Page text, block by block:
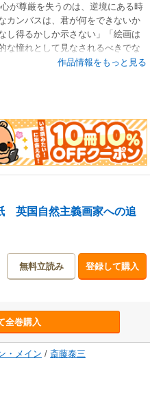
が尊厳を失うのは、逆境にある時
カンバスは、君が何をできないか
し得るかしか示さない」「絵画は
な憧れとして見なされるべきでな
求されるべきものである」
ください。試し読みファイルに
示をご確認ください。
作品情報をもっと見る
英国自然主義画家への追
無料立読み 登録して購入
全巻購入
・メイン / 斎藤泰三